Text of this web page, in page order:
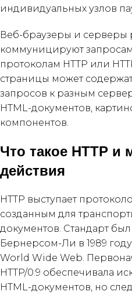
индивидуальных узлов
Веб-браузеры и серверы
коммуницируют
протоколам HTTP или
страницы может
запросов к разным
HTML-документов,
компонентов.
Что такое HTTP и
действия
HTTP выступает
созданным для
документов. Стандарт
Бернерсом-Ли в 1989
World Wide Web.
HTTP/0.9 обеспечивала
HTML-документов, но